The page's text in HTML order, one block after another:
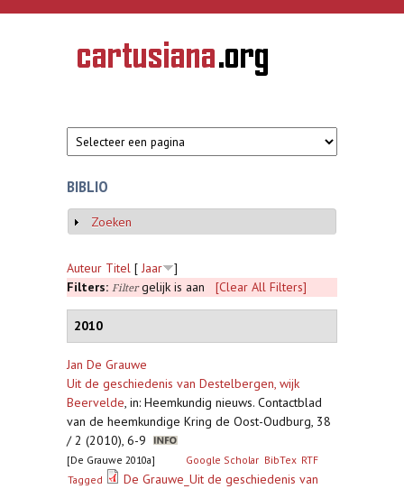
Overslaan en naar de inhoud gaan
CARTUSIANA
Geschiedenis
van de
BIBLIO
Weergeven
Zoeken
Auteur Titel [ Jaar
]
Filters: Filtergelijk is aan [Clear All Filters]
2010
Jan De Grauwe
Uit de geschiedenis van Destelbergen, wijk
Beervelde, in: Heemkundig nieuws. Contactblad
van de heemkundige Kring de Oost-Oudburg, 38
/ 2 (2010), 6-9
[De Grauwe 2010a] Google Scholar BibTex RTF
Tagged
De Grauwe_Uit de geschiedenis van